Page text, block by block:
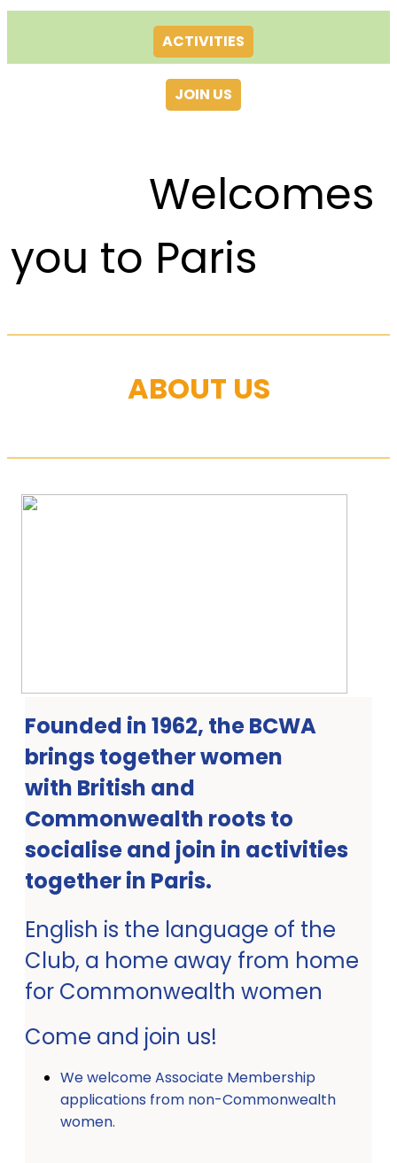
ACTIVITIES
JOIN US
Welcomes
you to Paris
ABOUT US
Founded in 1962, the BCWA
brings together women
with British and
Commonwealth roots to
socialise and join in activities
together in Paris.
English is the language of the
Club, a home away from home
for Commonwealth women
Come and join us!
We welcome Associate Membership
applications from non-Commonwealth
women.